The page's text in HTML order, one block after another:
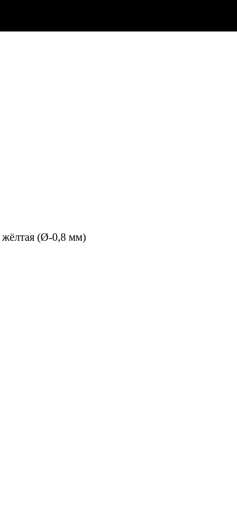
жёлтая (Ø-0,8 мм)